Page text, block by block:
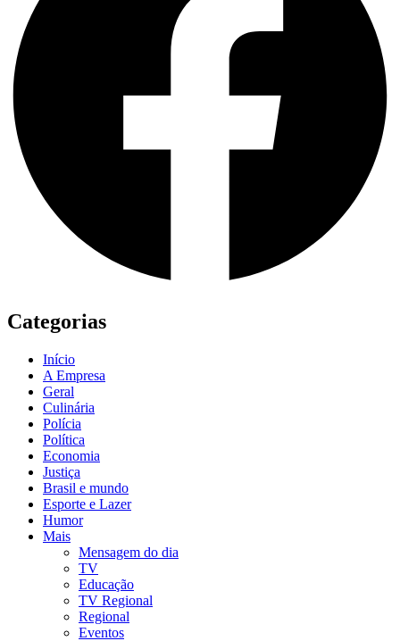
Categorias
Início
A Empresa
Geral
Culinária
Polícia
Política
Economia
Justiça
Brasil e mundo
Esporte e Lazer
Humor
Mais
Mensagem do dia
TV
Educação
TV Regional
Regional
Eventos